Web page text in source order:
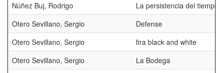
Núñez Buj, Rodrigo
La persistencia del tiempo
Otero Sevillano, Sergio
Defense
Otero Sevillano, Sergio
fira black and white
Otero Sevillano, Sergio
La Bodega